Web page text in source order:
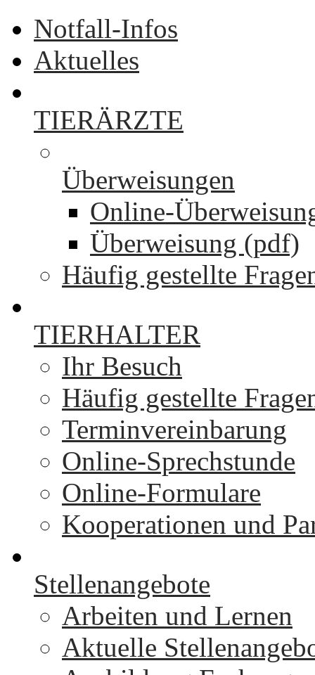
Notfall-Infos
Aktuelles
TIERÄRZTE
Überweisungen
Online-
Überweisung (pdf)
Häufig gestellte
TIERHALTER
Ihr Besuch
Häufig gestellte
Terminvereinbarung
Online-Sprechstunde
Online-Formulare
Kooperationen und
Stellenangebote
Arbeiten und Lernen
Aktuelle